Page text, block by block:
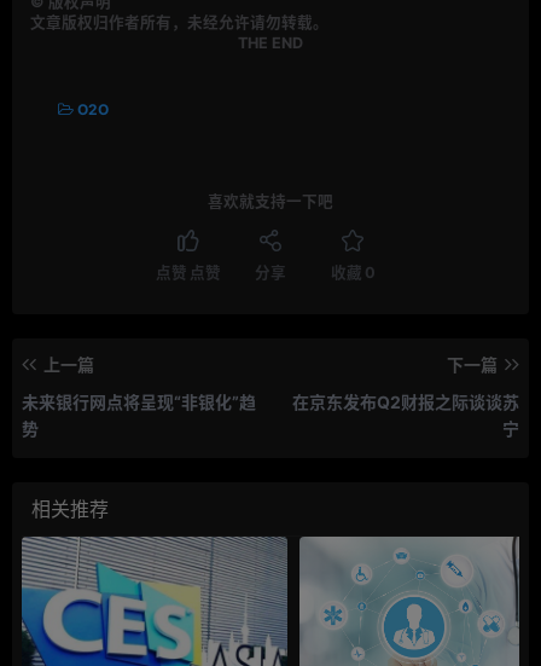
文章版权归作者所有，未经允许请勿转载。
THE END
O2O
喜欢就支持一下吧
点赞 点赞 分享 收藏 0
上一篇
未来银行网点将呈现“非银化”趋
势
下一篇
在京东发布Q2财报之际谈谈苏
宁
相关推荐